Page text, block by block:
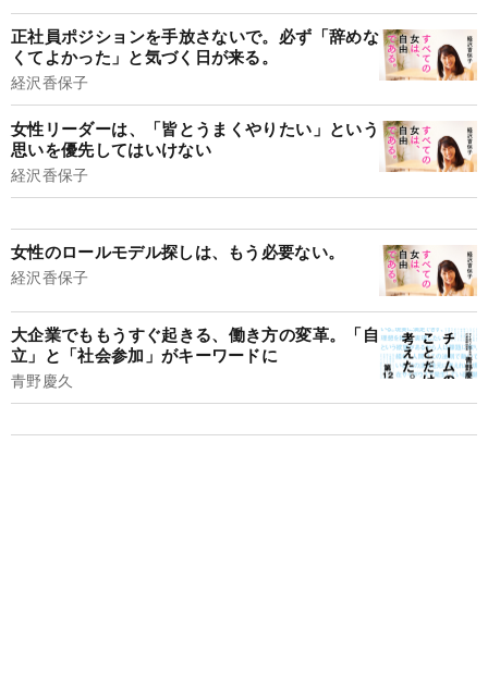
正社員ポジションを手放さないで。必ず「辞めな
くてよかった」と気づく日が来る。
経沢香保子
女性リーダーは、「皆とうまくやりたい」という
思いを優先してはいけない
経沢香保子
女性のロールモデル探しは、もう必要ない。
経沢香保子
大企業でももうすぐ起きる、働き方の変革。「自
立」と「社会参加」がキーワードに
青野慶久